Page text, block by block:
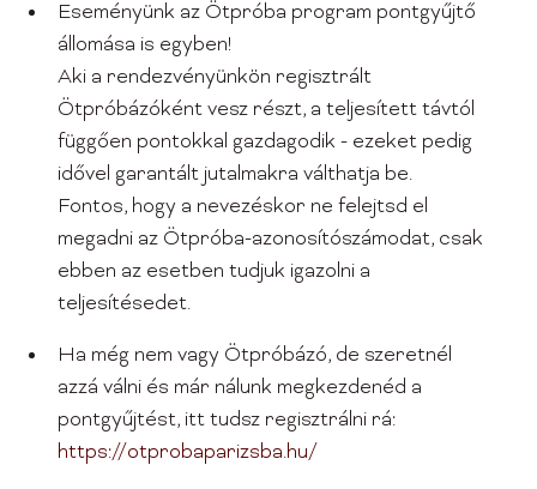
Eseményünk az Ötpróba program pontgyűjtő
állomása is egyben!
Aki a rendezvényünkön regisztrált
Ötpróbázóként vesz részt, a teljesített távtól
függően pontokkal gazdagodik - ezeket pedig
idővel garantált jutalmakra válthatja be.
Fontos, hogy a nevezéskor ne felejtsd el
megadni az Ötpróba-azonosítószámodat, csak
ebben az esetben tudjuk igazolni a
teljesítésedet.
Ha még nem vagy Ötpróbázó, de szeretnél
azzá válni és már nálunk megkezdenéd a
pontgyűjtést, itt tudsz regisztrálni rá:
https://otprobaparizsba.hu/